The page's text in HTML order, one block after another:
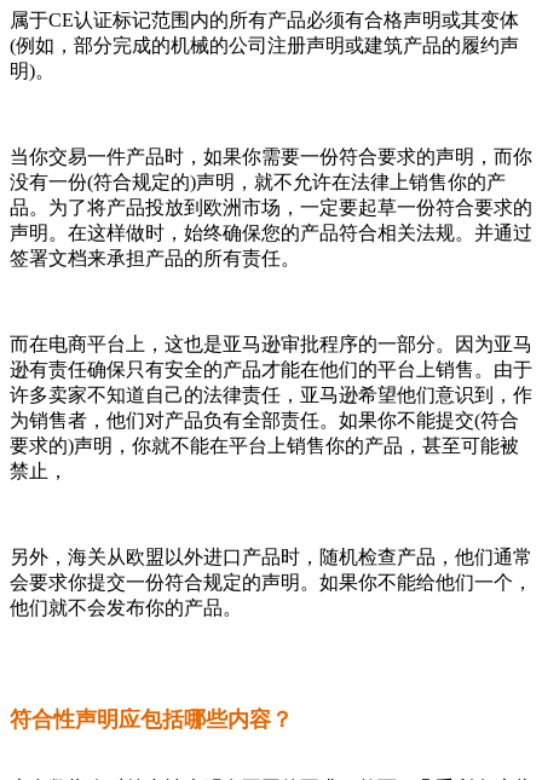
属于CE认证标记范围内的所有产品必须有合格声明或其变体
(例如，部分完成的机械的公司注册声明或建筑产品的履约声
明)。
当你交易一件产品时，如果你需要一份符合要求的声明，而你
没有一份(符合规定的)声明，就不允许在法律上销售你的产
品。为了将产品投放到欧洲市场，一定要起草一份符合要求的
声明。在这样做时，始终确保您的产品符合相关法规。并通过
签署文档来承担产品的所有责任。
而在电商平台上，这也是亚马逊审批程序的一部分。因为亚马
逊有责任确保只有安全的产品才能在他们的平台上销售。由于
许多卖家不知道自己的法律责任，亚马逊希望他们意识到，作
为销售者，他们对产品负有全部责任。如果你不能提交(符合
要求的)声明，你就不能在平台上销售你的产品，甚至可能被
禁止，
另外，海关从欧盟以外进口产品时，随机检查产品，他们通常
会要求你提交一份符合规定的声明。如果你不能给他们一个，
他们就不会发布你的产品。
符合性声明应包括哪些内容？